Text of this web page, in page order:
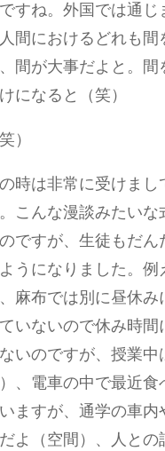
すね。外国では通じ
間におけるどれも間
間が大事だよと。間
になると（笑）
）
は非常に受けまし
。こんな漫談みたいな
ですが、生徒もだん
うになりました。例
麻布では別に昼休み
いないので休み時間
いのですが、授業中
）、電車の中で最近
ますが、通学の車内
よ（空間）、人との